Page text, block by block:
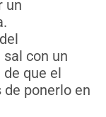
un
con un
que el
ponerlo en